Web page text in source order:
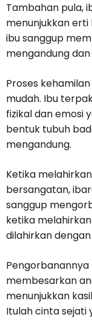
Tambahan pula,
menunjukkan
ibu sanggup
mengandung
Proses
mudah. Ibu
fizikal dan emosi
bentuk tubuh
mengandung.
Ketika
bersangatan,
sanggup
ketika
dilahirkan
membesarkan
menunjukkan
Itulah cinta sejati